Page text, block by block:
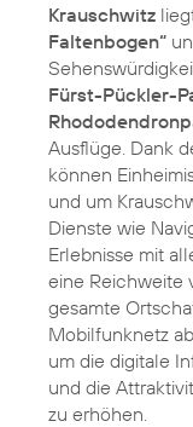
Krauschwitz
Faltenbogen“
Fürst-Pückler-
Ausflüge. Dank
können
und um
Dienste wie
Erlebnisse mit
eine Reichweite
gesamte
Mobilfunknetz
um die digitale
und die
zu erhöhen.